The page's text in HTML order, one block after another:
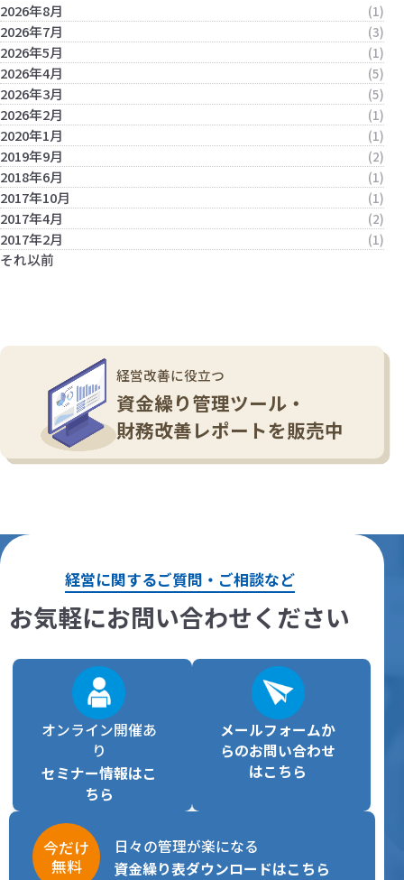
2026年8月 (1)
2026年7月 (3)
2026年5月 (1)
2026年4月 (5)
2026年3月 (5)
2026年2月 (1)
2020年1月 (1)
2019年9月 (2)
2018年6月 (1)
2017年10月 (1)
2017年4月 (2)
2017年2月 (1)
それ以前
経営改善に役立つ
資金繰り管理ツール・
財務改善レポートを販売中
経営に関するご質問・ご相談など
お気軽にお問い合わせください
オンライン開催あ
り
セミナー情報はこ
ちら
メールフォームか
らのお問い合わせ
はこちら
今だけ
無料
日々の管理が楽になる
資金繰り表ダウンロードはこちら